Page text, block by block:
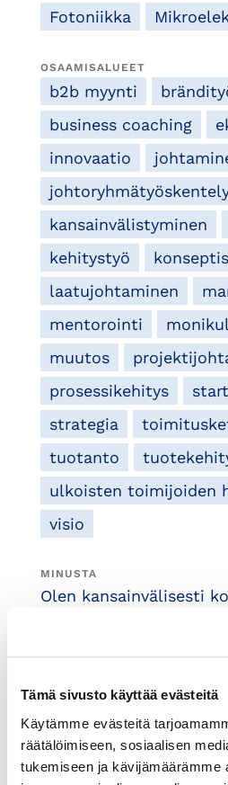
Tämä sivusto käyttää evästeitä
Käytämme evästeitä
räätälöimiseen, sosiaalisen
tukemiseen ja kävijämäärämme
Fotoniikka
OSAAMISALUEET
b2b myynti
business coaching
innovaatio
kansainvälistyminen
kehitystyö
laatujohtaminen
mentorointi
muutos
prosessikehitys
strategia
tuotanto
ulkoisten toimijoiden
visio
MINUSTA
Olen kansainvälisesti
alan ja korkean
teollisuudesta
ja Yhdysvalloissa.
toiminut keskeisissä